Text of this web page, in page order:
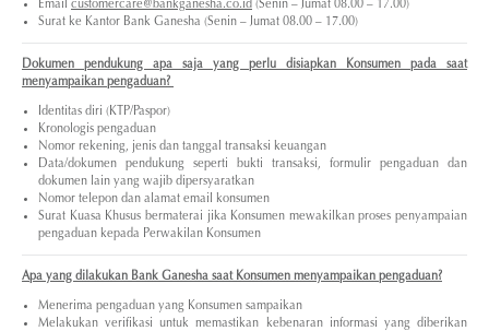
Email customercare@bankganesha.co.id (Senin – Jumat 08.00 – 17.00)
Surat ke Kantor Bank Ganesha (Senin – Jumat 08.00 – 17.00)
Dokumen pendukung apa saja yang perlu disiapkan Konsumen pada saat
menyampaikan pengaduan?
Identitas diri (KTP/Paspor)
Kronologis pengaduan
Nomor rekening, jenis dan tanggal transaksi keuangan
Data/dokumen pendukung seperti bukti transaksi, formulir pengaduan dan
dokumen lain yang wajib dipersyaratkan
Nomor telepon dan alamat email konsumen
Surat Kuasa Khusus bermaterai jika Konsumen mewakilkan proses penyampaian
pengaduan kepada Perwakilan Konsumen
Apa yang dilakukan Bank Ganesha saat Konsumen menyampaikan pengaduan?
Menerima pengaduan yang Konsumen sampaikan
Melakukan verifikasi untuk memastikan kebenaran informasi yang diberikan